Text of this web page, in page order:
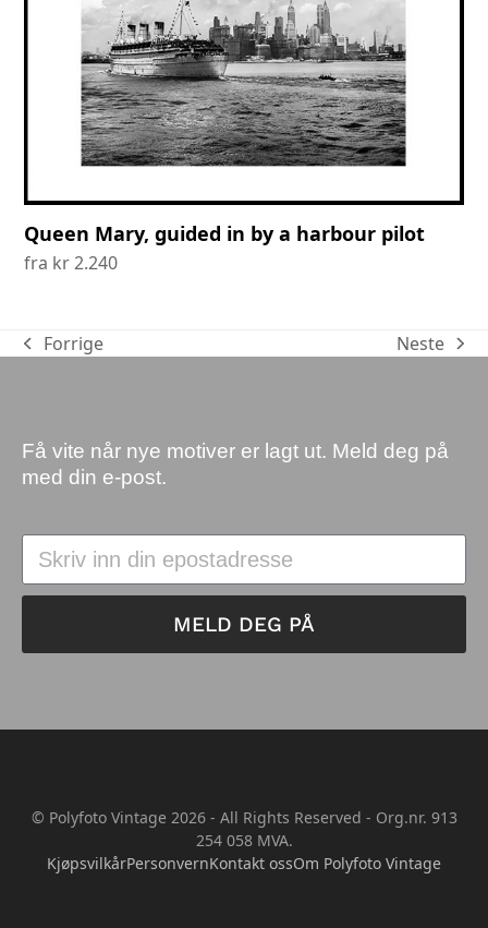
Queen Mary, guided in by a harbour pilot
fra kr2.240
Forrige Neste
Få vite når nye motiver er lagt ut. Meld deg på
med din e-post.
MELD DEG PÅ
© Polyfoto Vintage 2026 - All Rights Reserved - Org.nr. 913
254 058 MVA.
KjøpsvilkårPersonvernKontakt ossOm Polyfoto Vintage